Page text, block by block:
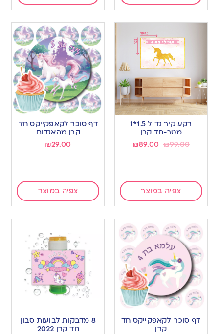
רקע קיר גדול 1.5*1
מטר-חד קרן
₪99.00
₪89.00
צפיה במוצר
דף סוכר לקאפקייקס חד
קרן מהאגדות
₪29.00
צפיה במוצר
דף סוכר לקאפקייקס חד
קרן
8 מדבקות לבועות סבון
חד קרן 2022